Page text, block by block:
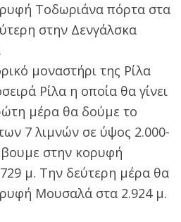
Τοδωριάνα πόρτα στα
στην Δενγάλσκα
μοναστήρι της Ρίλα
Ρίλα η οποία θα γίνει
μέρα θα δούμε το
7 λιμνών σε ύψος 2.000-
στην κορυφή
μ. Την δεύτερη μέρα θα
Μουσαλά στα 2.924 μ.